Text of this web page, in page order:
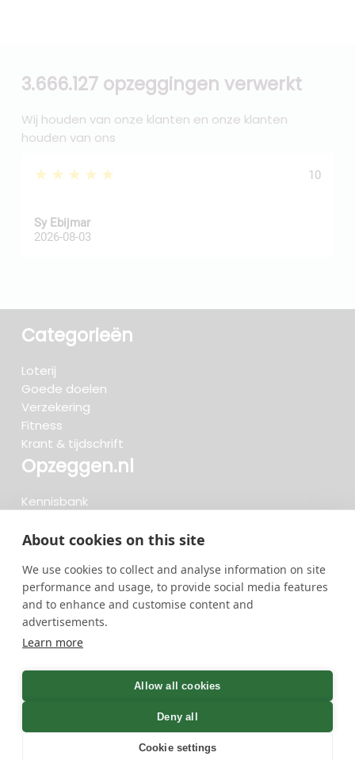
About cookies on this site
We use cookies to collect and analyse information on site
performance and usage, to provide social media features
and to enhance and customise content and
advertisements.
Learn more
Allow all cookies
Deny all
Cookie settings
3.666.127 opzeggingen verwerkt
Wij houden van onze klanten en onze klanten
houden van ons
★★★★★ 10
Sy Ebijmar
2026-08-03
Categorieën
Loterij
Goede doelen
Verzekering
Fitness
Krant & tijdschrift
Opzeggen.nl
Kennisbank
Beoordelingen
Meteen opzeggen
734 opzeggingen afgelopen 30 dagen - 3.666.127
opzeggingen in totaal
GreenOnline BV Gebruiksvoorwaarden